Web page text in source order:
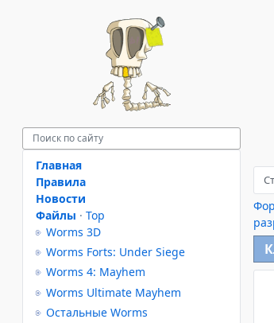
Главная
Правила
Новости
Файлы · Top
Worms 3D
Worms Forts: Under Siege
Worms 4: Mayhem
Worms Ultimate Mayhem
Остальные Worms